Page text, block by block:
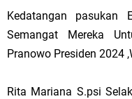
Kedatangan
Semangat Mereka
Pranowo Presiden 2024
Rita Mariana S.psi